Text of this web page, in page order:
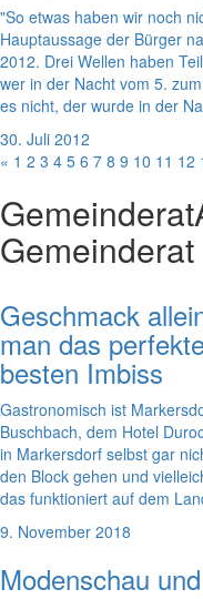
"So etwas haben wir noch
Hauptaussage der Bürger
2012. Drei Wellen haben
wer in der Nacht vom 5.
es nicht, der wurde in der
30. Juli 2012
« 1 2 3 4 5 6 7 8 9 10 11 12
Gemeinderat
Gemeinderat
Geschmack
man das
besten Imbiss
Gastronomisch ist
Buschbach, dem Hotel
in Markersdorf selbst gar
den Block gehen und
das funktioniert auf dem
9. November 2018
Modenschau